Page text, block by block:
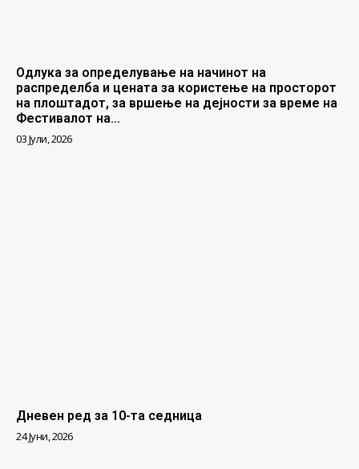
Одлука за определување на начинот на
распределба и цената за користење на просторот
на плоштадот, за вршење на дејности за време на
Фестивалот на...
03 Јули, 2026
Дневен ред за 10-та седница
24 Јуни, 2026